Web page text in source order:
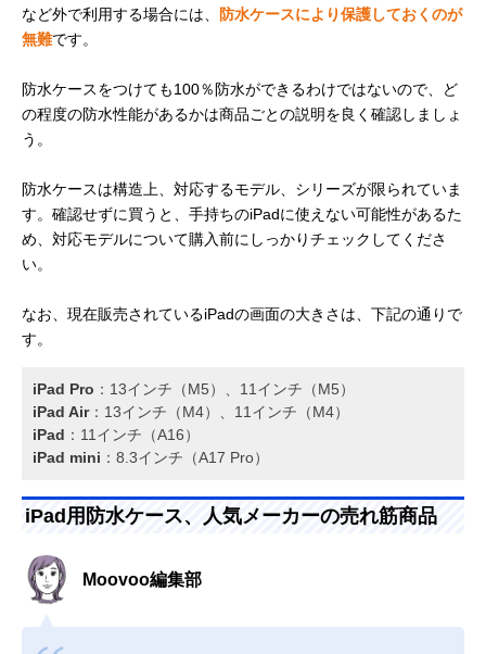
など外で利用する場合には、
防水ケースにより保護しておくのが
無難です。
防水ケースをつけても100％防水ができるわけではないので、ど
の程度の防水性能があるかは商品ごとの説明を良く確認しましょ
う。
防水ケースは構造上、対応するモデル、シリーズが限られていま
す。確認せずに買うと、手持ちのiPadに使えない可能性があるた
め、対応モデルについて購入前にしっかりチェックしてくださ
い。
なお、現在販売されているiPadの画面の大きさは、下記の通りで
す。
iPad Pro ：13インチ（M5）、11インチ（M5）
iPad Air：13インチ（M4）、11インチ（M4）
iPad ：11インチ（A16）
iPad mini ：8.3インチ（A17 Pro）
iPad用防水ケース、人気メーカーの売れ筋商品
Moovoo編集部